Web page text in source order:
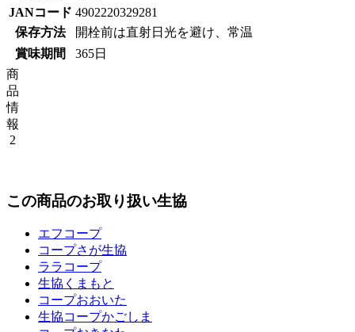
JANコード 4902220329281
保存方法
開栓前は直射日光を避け、常温
賞味期間
365日
商
品
情
報
2
この商品のお取り扱い生協
エフコープ
コープさが生協
ララコープ
生協くまもと
コープおおいた
生協コープかごしま